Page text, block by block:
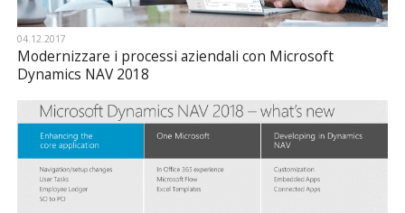
04.12.2017
Modernizzare i processi aziendali con Microsoft
Dynamics NAV 2018